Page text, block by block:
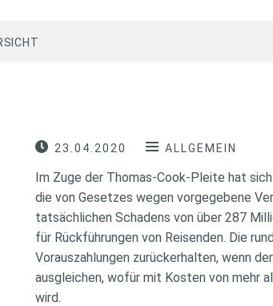
23.04.2020 ALLGEMEIN
Im Zuge der Thomas-Cook-Pleite hat
die von Gesetzes wegen vorgegebene
tatsächlichen Schadens von über 287
für Rückführungen von Reisenden. Die
Vorauszahlungen zurückerhalten, wenn
ausgleichen, wofür mit Kosten von mehr
wird.